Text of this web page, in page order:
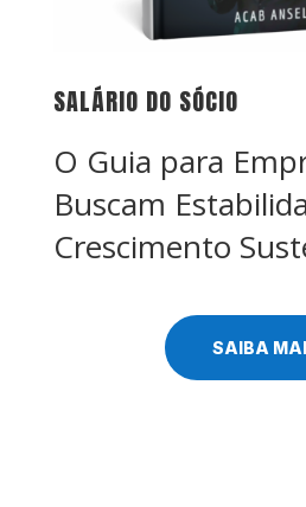
SALÁRIO DO SÓCIO
O Guia para
Buscam
Crescimento
SAIBA